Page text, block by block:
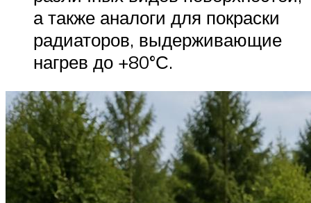
а также аналоги для покраски
радиаторов, выдерживающие
нагрев до +80°С.